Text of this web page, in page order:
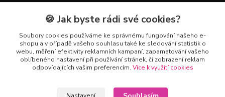
Kontakty
+420 602 223 614
info@zahradnictvipetro.cz
🍪 Jak byste rádi své cookies?
Soubory cookies používáme ke správnému fungování našeho e-
shopu a v případě vašeho souhlasu také ke sledování statistik o
webu, měření efektivity reklamních kampaní, zapamatování vašeho
oblíbeného nastavení při používání stránek, či zobrazení reklam
odpovídajících vašim preferencím. Více k využití cookies